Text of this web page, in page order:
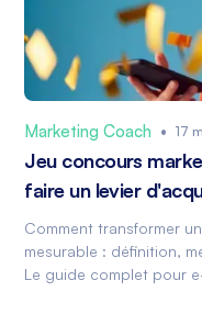
Marketing Coach • 17
Jeu concours
faire un levier
Comment transformer
mesurable : définition,
Le guide complet pour